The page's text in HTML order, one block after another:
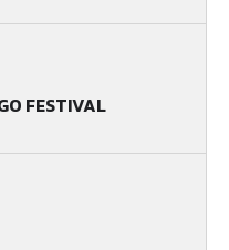
FESTIVAL